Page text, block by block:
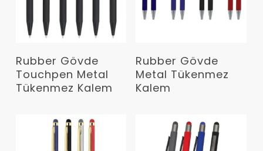
Devamını Oku
Rubber Gövde
Touchpen Metal
Tükenmez Kalem
Devamını Oku
Rubber Gövde
Metal Tükenmez
Kalem